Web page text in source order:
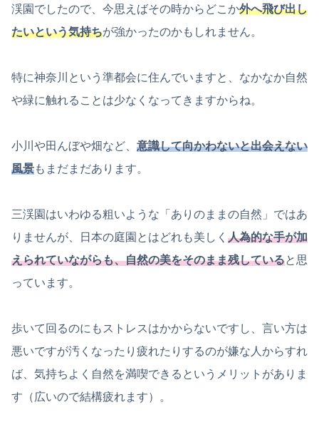
渓園でしたので、今思えばその時からどこか外へ飛び出し
たいという気持ちが強かったのかもしれません。
特に神奈川という準都会に住んでいますと、なかなか自然
や緑に触れることは少なくなってきますからね。
小川や田んぼや畑など、 意識して向かわないと出会えない
風景もまだまだあります。
三渓園はいわゆる粗いような「ありのままの自然」ではあ
りませんが、日本の庭園とはどれも美しく 人為的な手が加
えられていながらも、自然の美をそのまま残していると思
っています。
歩いて回るのにもストレスはかからないですし、言い方は
悪いですが汚くなったり疲れたりするのが嫌な人からすれ
ば、気持ちよく自然を満喫できるというメリットがありま
す（広いので結構疲れます）。